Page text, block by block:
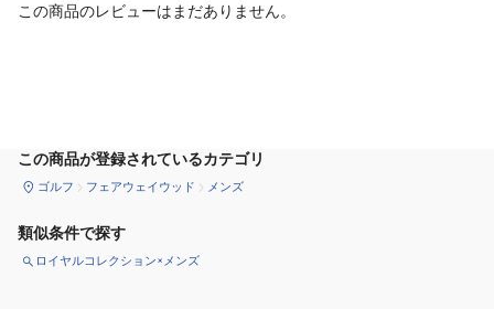
この商品のレビューはまだありません。
この商品が登録されているカテゴリ
ゴルフ フェアウェイウッド メンズ
類似条件で探す
ロイヤルコレクション×メンズ